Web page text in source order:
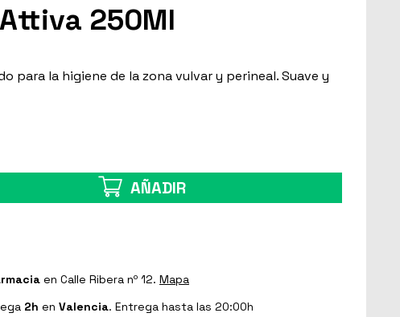
250Ml
para la higiene de la zona vulvar y perineal. Suave y
AÑADIR
en Calle Ribera nº 12. Mapa
2h en Valencia. Entrega hasta las 20:00h